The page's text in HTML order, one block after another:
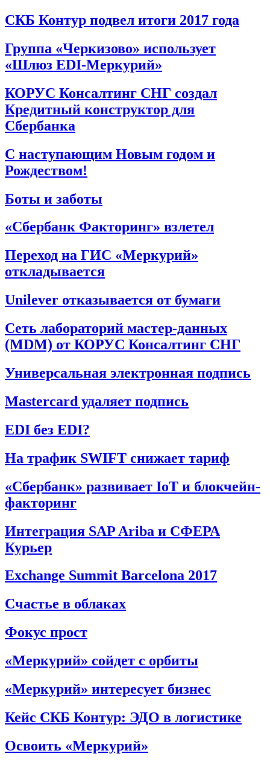
СКБ Контур подвел итоги 2017 года
Группа «Черкизово» использует
«Шлюз EDI-Меркурий»
КОРУС Консалтинг СНГ создал
Кредитный конструктор для
Сбербанка
С наступающим Новым годом и
Рождеством!
Боты и заботы
«Сбербанк Факторинг» взлетел
Переход на ГИС «Меркурий»
откладывается
Unilever отказывается от бумаги
Сеть лабораторий мастер-данных
(MDM) от КОРУС Консалтинг СНГ
Универсальная электронная подпись
Mastercard удаляет подпись
EDI без EDI?
На трафик SWIFT снижает тариф
«Сбербанк» развивает IoT и блокчейн-
факторинг
Интеграция SAP Ariba и СФЕРА
Курьер
Exchange Summit Barcelona 2017
Счастье в облаках
Фокус прост
«Меркурий» сойдет с орбиты
«Меркурий» интересует бизнес
Кейс СКБ Контур: ЭДО в логистике
Освоить «Меркурий»